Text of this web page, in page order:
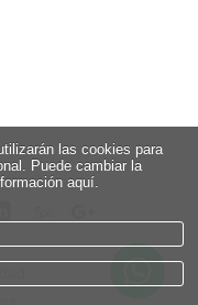
las cookies para
Puede cambiar la
aquí.